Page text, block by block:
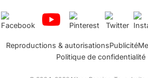
Reproductions & autorisationsPublicité
Politique de confidentialité